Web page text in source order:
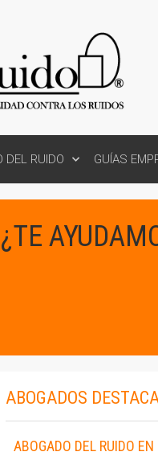
DEL RUIDO GUÍAS
¿TE
ABOGADOS
ABOGADO DEL RUIDO